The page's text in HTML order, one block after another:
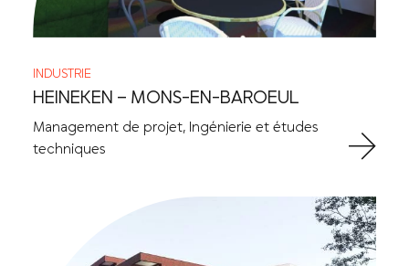
INDUSTRIE
HEINEKEN – MONS-EN-BAROEUL
Management de projet, Ingénierie et études
techniques